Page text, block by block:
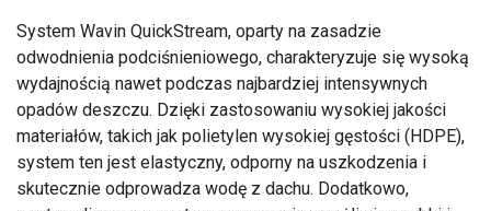
System Wavin QuickStream, oparty na zasadzie
odwodnienia podciśnieniowego, charakteryzuje się wysoką
wydajnością nawet podczas najbardziej intensywnych
opadów deszczu. Dzięki zastosowaniu wysokiej jakości
materiałów, takich jak polietylen wysokiej gęstości (HDPE),
system ten jest elastyczny, odporny na uszkodzenia i
skutecznie odprowadza wodę z dachu. Dodatkowo,